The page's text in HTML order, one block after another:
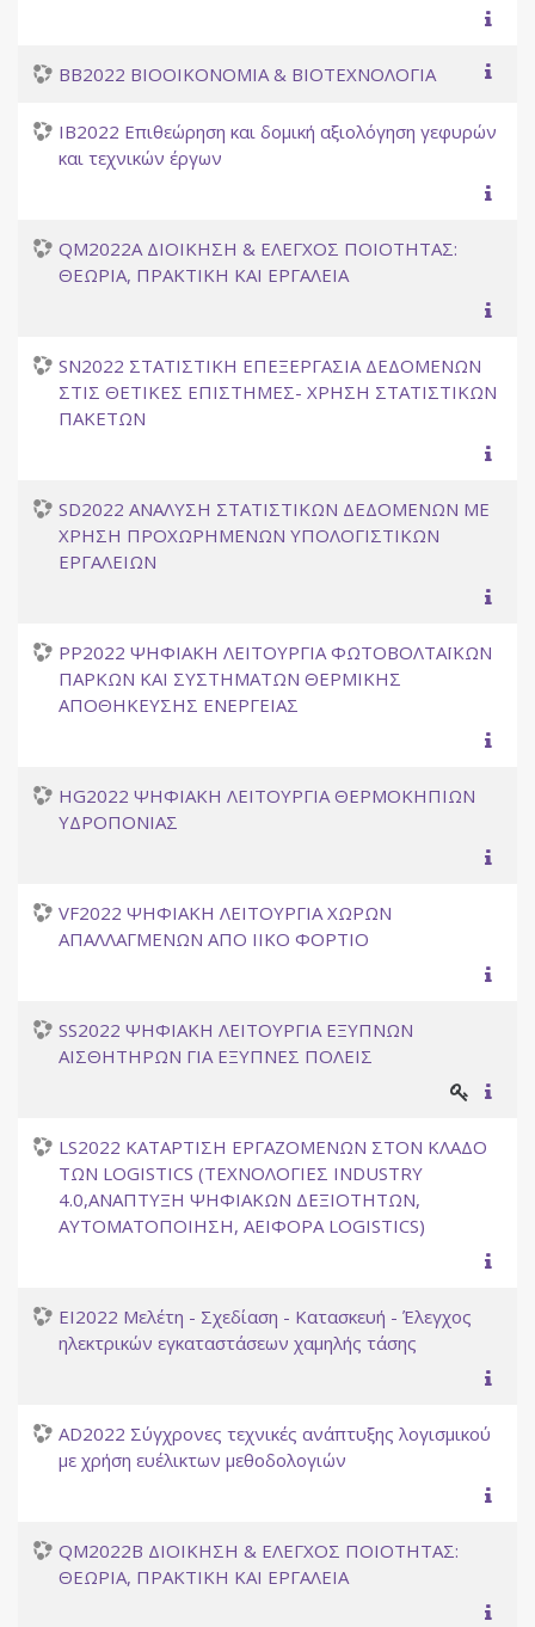
BB2022 ΒΙΟΟΙΚΟΝΟΜΙΑ & ΒΙΟΤΕΧΝΟΛΟΓΙΑ
IB2022 Επιθεώρηση και δομική αξιολόγηση γεφυρών
και τεχνικών έργων
QM2022A ΔΙΟΙΚΗΣΗ & ΕΛΕΓΧΟΣ ΠΟΙΟΤΗΤΑΣ:
ΘΕΩΡΙΑ, ΠΡΑΚΤΙΚΗ ΚΑΙ ΕΡΓΑΛΕΙΑ
SN2022 ΣΤΑΤΙΣΤΙΚΗ ΕΠΕΞΕΡΓΑΣΙΑ ΔΕΔΟΜΕΝΩΝ
ΣΤΙΣ ΘΕΤΙΚΕΣ ΕΠΙΣΤΗΜΕΣ- ΧΡΗΣΗ ΣΤΑΤΙΣΤΙΚΩΝ
ΠΑΚΕΤΩΝ
SD2022 ΑΝΑΛΥΣΗ ΣΤΑΤΙΣΤΙΚΩΝ ΔΕΔΟΜΕΝΩΝ ΜΕ
ΧΡΗΣΗ ΠΡΟΧΩΡΗΜΕΝΩΝ ΥΠΟΛΟΓΙΣΤΙΚΩΝ
ΕΡΓΑΛΕΙΩΝ
PP2022 ΨΗΦΙΑΚΗ ΛΕΙΤΟΥΡΓΙΑ ΦΩΤΟΒΟΛΤΑΪΚΩΝ
ΠΑΡΚΩΝ ΚΑΙ ΣΥΣΤΗΜΑΤΩΝ ΘΕΡΜΙΚΗΣ
ΑΠΟΘΗΚΕΥΣΗΣ ΕΝΕΡΓΕΙΑΣ
HG2022 ΨΗΦΙΑΚΗ ΛΕΙΤΟΥΡΓΙΑ ΘΕΡΜΟΚΗΠΙΩΝ
ΥΔΡΟΠΟΝΙΑΣ
VF2022 ΨΗΦΙΑΚΗ ΛΕΙΤΟΥΡΓΙΑ ΧΩΡΩΝ
ΑΠΑΛΛΑΓΜΕΝΩΝ ΑΠΟ ΙΙΚΟ ΦΟΡΤΙΟ
SS2022 ΨΗΦΙΑΚΗ ΛΕΙΤΟΥΡΓΙΑ ΕΞΥΠΝΩΝ
ΑΙΣΘΗΤΗΡΩΝ ΓΙΑ ΕΞΥΠΝΕΣ ΠΟΛΕΙΣ
LS2022 ΚΑΤΑΡΤΙΣΗ ΕΡΓΑΖΟΜΕΝΩΝ ΣΤΟΝ ΚΛΑΔΟ
ΤΩΝ LOGISTICS (ΤΕΧΝΟΛΟΓΙΕΣ INDUSTRY
4.0,ΑΝΑΠΤΥΞΗ ΨΗΦΙΑΚΩΝ ΔΕΞΙΟΤΗΤΩΝ,
ΑΥΤΟΜΑΤΟΠΟΙΗΣΗ, ΑΕΙΦΟΡΑ LOGISTICS)
EI2022 Μελέτη - Σχεδίαση - Κατασκευή - Έλεγχος
ηλεκτρικών εγκαταστάσεων χαμηλής τάσης
AD2022 Σύγχρονες τεχνικές ανάπτυξης λογισμικού
με χρήση ευέλικτων μεθοδολογιών
QM2022B ΔΙΟΙΚΗΣΗ & ΕΛΕΓΧΟΣ ΠΟΙΟΤΗΤΑΣ:
ΘΕΩΡΙΑ, ΠΡΑΚΤΙΚΗ ΚΑΙ ΕΡΓΑΛΕΙΑ